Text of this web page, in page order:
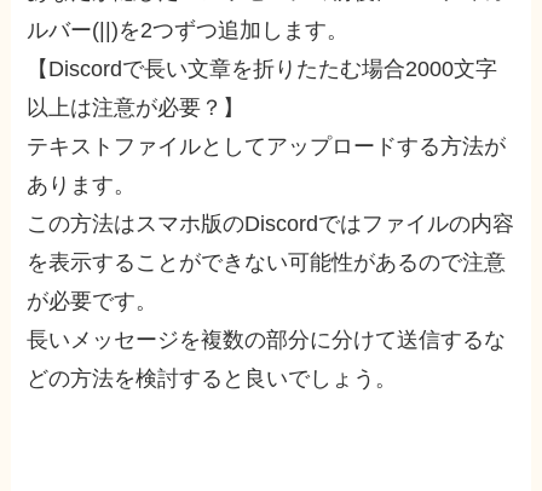
ルバー(||)を2つずつ追加します。
【Discordで長い文章を折りたたむ場合2000文字
以上は注意が必要？】
テキストファイルとしてアップロードする方法が
あります。
この方法はスマホ版のDiscordではファイルの内容
を表示することができない可能性があるので注意
が必要です。
長いメッセージを複数の部分に分けて送信するな
どの方法を検討すると良いでしょう。